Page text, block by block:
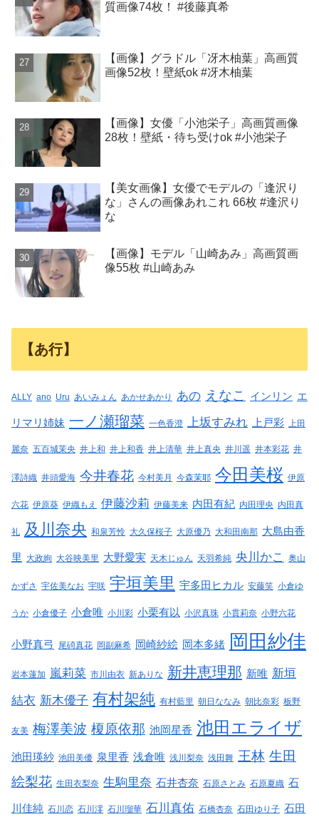
質画像74枚！ #後藤真希
【画像】グラドル「冴木柚葉」高画質
画像52枚！壁紙ok #冴木柚葉
【画像】女優「小池栄子」高画質画像
28枚！壁紙・待ち受けok #小池栄子
【美女画像】女優でモデルの「逢沢り
な」さんの画像あれこれ 66枚 #逢沢り
な
【画像】モデル「山崎あみ」高画質画
像55枚 #山崎あみ
【あ行】
ALLY ano Uru あいみょん あかせあかり あの えなこ インリン エ
リマリ姉妹 一ノ瀬瑠菜 一色香澄 上坂すみれ 上戸彩 上田
麗奈 五百城茉央 井上和 井上和香 井上清華 井上真央 井川遥 井本彩花 井
澤詩織 井頭愛海 今井春花 今村美月 今森茉耶 今田美桜 伊原
六花 伊原葵 伊織もえ 伊藤沙莉 伊藤美来 内田有紀 内田理央 内田真
礼 及川奈央 和泉芳怜 大久保桜子 大原優乃 大和田南那 大島由香
里 大政絢 大谷映美里 大野愛実 天木じゅん 天羽希純 央川かこ 奥山
かずさ 宇佐美なお 宇咲 宇垣美里 宇多田ヒカル 安藤笑 小倉ゆ
うか 小倉優子 小倉唯 小川彩 小栗有以 小沢真珠 小貫莉奈 小野六花
小野真弓 尾碕真花 岡副麻希 岡崎紗絵 岡本多緒 岡田紗佳
岩本蓮加 嵐莉菜 市川由衣 新ありな 新井恵理那 新唯 新垣
結衣 新木優子 有村架純 有村藍里 朝日ななみ 朝比奈彩 板野
友美 梅澤美波 榎原依那 池岡星香 池田エライザ
池田瑛紗 池田美優 泉里香 浅倉唯 浅川梨奈 浅田舞 王林 生田
絵梨花 生田衣梨奈 生駒里奈 石井杏奈 石原さとみ 石原夏織 石
川佳純 石川恋 石川澪 石川瑠華 石川真佑 石橋杏奈 石田ゆり子 石田